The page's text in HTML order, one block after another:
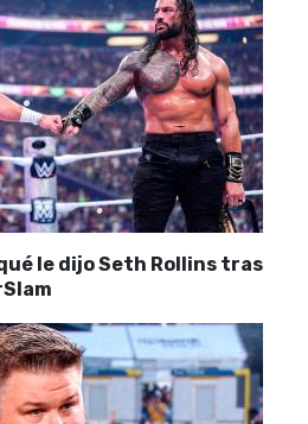
le dijo Seth Rollins tras